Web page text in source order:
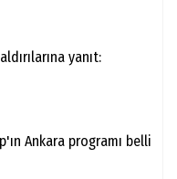
yanıt:
Ankara programı belli